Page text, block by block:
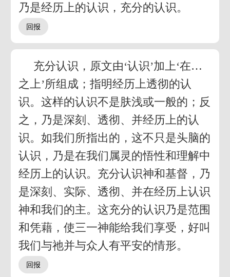
乃是经历上的认识，充分的认识。
充分认识，原文由‘认识’加上‘在…
之上’所组成；指明经历上透彻的认
识。这样的认识不是肤浅或一般的；反
之，乃是深刻、透彻、并经历上的认
识。如我们所指出的，这不只是头脑的
认识，乃是在我们属灵的悟性和理解中
经历上的认识。充分认识神和基督，乃
是深刻、实际、透彻、并在经历上认识
神和我们的主。这充分的认识乃是范围
和凭藉，使三一神能给我们享受，好叫
我们与祂并与众人有平安的情形。